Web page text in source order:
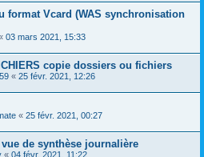
format Vcard (WAS synchronisation
03 mars 2021, 15:33
copie dossiers ou fichiers
« 25 févr. 2021, 12:26
« 25 févr. 2021, 00:27
de synthèse journalière
« 04 févr. 2021, 11:22